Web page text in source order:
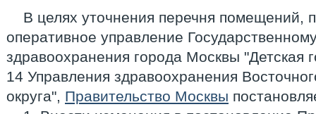
В целях уточнения перечня помещений,
оперативное управление
здравоохранения города Москвы "Детская
14 Управления здравоохранения
округа", Правительство Москвы